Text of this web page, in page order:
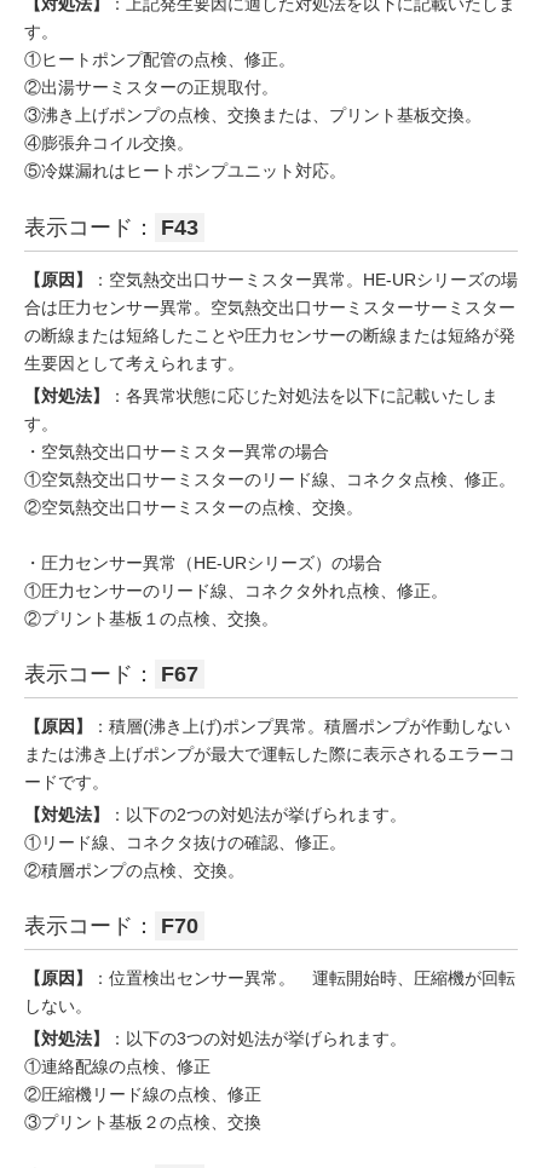
【対処法】
：上記発生要因に適した対処法を以下に記載いたしま
す。
①ヒートポンプ配管の点検、修正。
②出湯サーミスターの正規取付。
③沸き上げポンプの点検、交換または、プリント基板交換。
④膨張弁コイル交換。
⑤冷媒漏れはヒートポンプユニット対応。
表示コード： F43
【原因】
：空気熱交出口サーミスター異常。HE-URシリーズの場
合は圧力センサー異常。空気熱交出口サーミスターサーミスター
の断線または短絡したことや圧力センサーの断線または短絡が発
生要因として考えられます。
【対処法】
：各異常状態に応じた対処法を以下に記載いたしま
す。
・空気熱交出口サーミスター異常の場合
①空気熱交出口サーミスターのリード線、コネクタ点検、修正。
②空気熱交出口サーミスターの点検、交換。
・圧力センサー異常（HE-URシリーズ）の場合
①圧力センサーのリード線、コネクタ外れ点検、修正。
②プリント基板１の点検、交換。
表示コード： F67
【原因】
：積層(沸き上げ)ポンプ異常。積層ポンプが作動しない
または沸き上げポンプが最大で運転した際に表示されるエラーコ
ードです。
【対処法】
：以下の2つの対処法が挙げられます。
①リード線、コネクタ抜けの確認、修正。
②積層ポンプの点検、交換。
表示コード： F70
【原因】
：位置検出センサー異常。 運転開始時、圧縮機が回転
しない。
【対処法】
：以下の3つの対処法が挙げられます。
①連絡配線の点検、修正
②圧縮機リード線の点検、修正
③プリント基板２の点検、交換